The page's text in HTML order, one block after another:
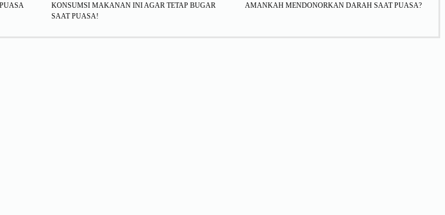
KONSUMSI MAKANAN INI AGAR TETAP BUGAR
SAAT PUASA!
AMANKAH MENDONORKAN DARAH SAAT PUASA?